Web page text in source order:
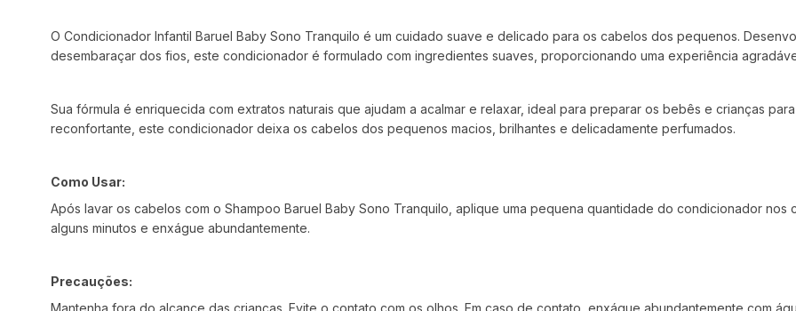
O Condicionador Infantil Baruel Baby Sono Tranquilo é um cuidado suave e delicado para os cabelos dos pequenos.
desembaraçar dos fios, este condicionador é formulado com ingredientes suaves, proporcionando uma experiência
Sua fórmula é enriquecida com extratos naturais que ajudam a acalmar e relaxar, ideal para preparar os bebês e crianças
reconfortante, este condicionador deixa os cabelos dos pequenos macios, brilhantes e delicadamente perfumados.
Como Usar:
Após lavar os cabelos com o Shampoo Baruel Baby Sono Tranquilo, aplique uma pequena quantidade do condicionador
alguns minutos e enxágue abundantemente.
Precauções:
Mantenha fora do alcance das crianças. Evite o contato com os olhos. Em caso de contato, enxágue abundantemente com